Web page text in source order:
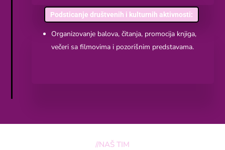
Podsticanje društvenih i kulturnih aktivnosti:
Organizovanje balova, čitanja, promocija knjiga,
večeri sa filmovima i pozorišnim predstavama.
//NAŠ TIM